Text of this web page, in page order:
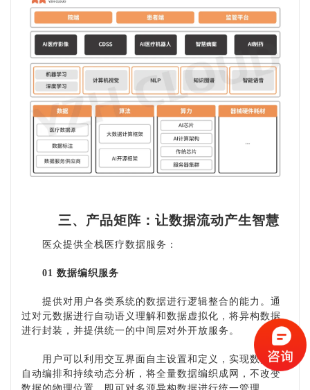
三、产品矩阵：让数据流动产生智慧
医众提供全栈医疗数据服务：
01 数据编织服务
提供对用户各类系统的数据进行逻辑整合的能力。通
过对元数据进行自动语义理解和数据虚拟化，将异构数据
进行封装，并提供统一的中间层对外开放服务。
用户可以利用交互界面自主设置和定义，实现数据的
自动编排和持续动态分析，将全量数据编织成网，不改变